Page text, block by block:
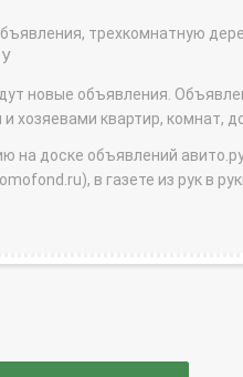
трехкомнатную
новые объявления.
квартир, комнат,
доске объявлений
в газете из рук в